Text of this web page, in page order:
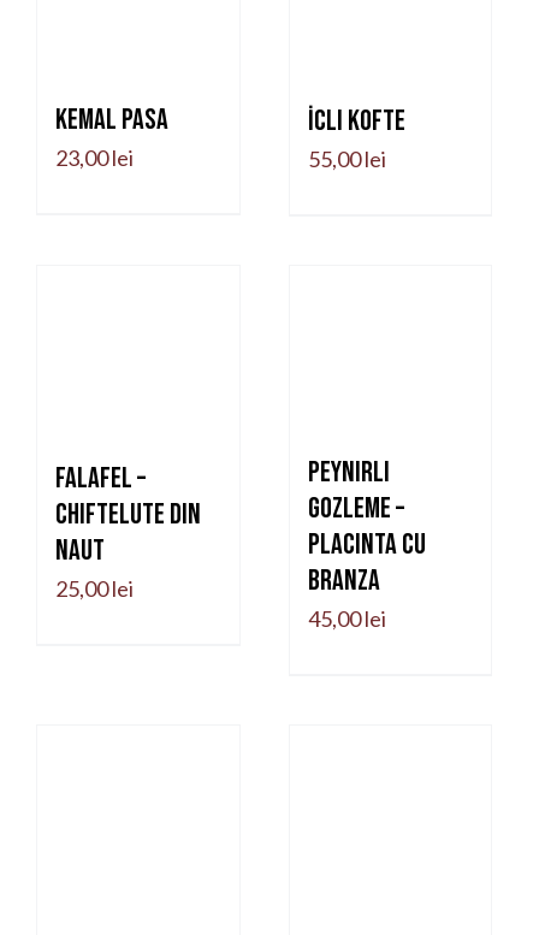
Kemal Pasa
23,00lei
İcli Kofte
55,00lei
Falafel –
Chiftelute din
naut
25,00lei
Peynirli
Gozleme –
placinta cu
branza
45,00lei